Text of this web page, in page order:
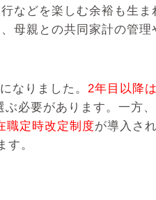
などを楽しむ余裕も生ま
母親との共同家計の管理
なりました。2年目以降
必要があります。一方
職定時改定制度が導入さ
。